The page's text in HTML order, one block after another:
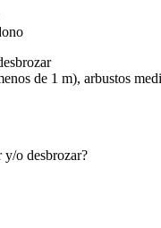
de 1 m), arbustos
y/o desbrozar?